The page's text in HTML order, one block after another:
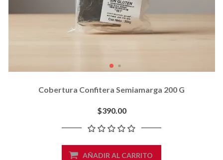
Cobertura Confitera Semiamarga 200 G
$390.00
AÑADIR AL CARRITO